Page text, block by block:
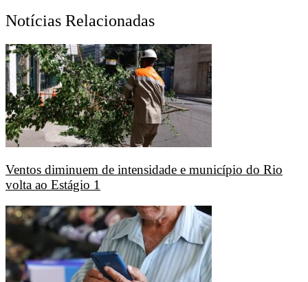
Notícias Relacionadas
Ventos diminuem de intensidade e município do Rio
volta ao Estágio 1